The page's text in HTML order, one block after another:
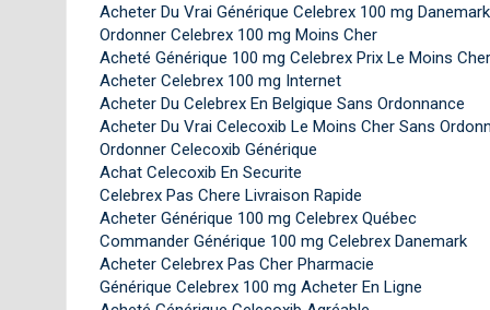
Acheter Du Vrai Générique Celebrex 100 mg Danemark
Ordonner Celebrex 100 mg Moins Cher
Acheté Générique 100 mg Celebrex Prix Le Moins Cher
Acheter Celebrex 100 mg Internet
Acheter Du Celebrex En Belgique Sans Ordonnance
Acheter Du Vrai Celecoxib Le Moins Cher Sans
Ordonner Celecoxib Générique
Achat Celecoxib En Securite
Celebrex Pas Chere Livraison Rapide
Acheter Générique 100 mg Celebrex Québec
Commander Générique 100 mg Celebrex Danemark
Acheter Celebrex Pas Cher Pharmacie
Générique Celebrex 100 mg Acheter En Ligne